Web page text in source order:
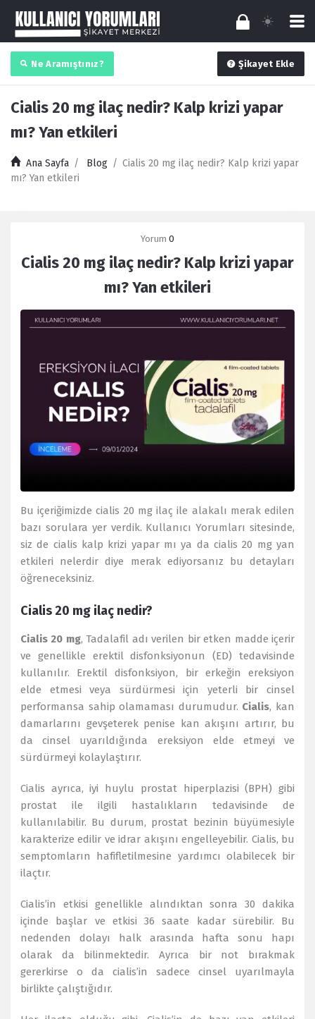
Ne Aramıştınız? Şikayet Ekle
Cialis 20 mg ilaç nedir? Kalp krizi yapar
mı? Yan etkileri
Ana Sayfa / Blog / Cialis 20 mg ilaç nedir? Kalp krizi yapar
mı? Yan etkileri
Yorum 0
Cialis 20 mg ilaç nedir? Kalp krizi yapar
mı? Yan etkileri
Bu içeriğimizde cialis 20 mg ilaç ile alakalı merak edilen
bazı sorulara yer verdik. Kullanıcı Yorumları sitesinde,
siz de cialis kalp krizi yapar mı ya da cialis 20 mg yan
etkileri nelerdir diye merak ediyorsanız bu detayları
öğreneceksiniz.
Cialis 20 mg ilaç nedir?
Cialis 20 mg, Tadalafil adı verilen bir etken madde içerir
ve genellikle erektil disfonksiyonun (ED) tedavisinde
kullanılır. Erektil disfonksiyon, bir erkeğin ereksiyon
elde etmesi veya sürdürmesi için yeterli bir cinsel
performansa sahip olamaması durumudur. Cialis, kan
damarlarını gevşeterek penise kan akışını artırır, bu
da cinsel uyarıldığında ereksiyon elde etmeyi ve
sürdürmeyi kolaylaştırır.
Cialis ayrıca, iyi huylu prostat hiperplazisi (BPH) gibi
prostat ile ilgili hastalıkların tedavisinde de
kullanılabilir. Bu durum, prostat bezinin büyümesiyle
karakterize edilir ve idrar akışını engelleyebilir. Cialis, bu
semptomların hafifletilmesine yardımcı olabilecek bir
ilaçtır.
Cialis’in etkisi genellikle alındıktan sonra 30 dakika
içinde başlar ve etkisi 36 saate kadar sürebilir. Bu
nedenden dolayı halk arasında hafta sonu hapı
olarak da bilinmektedir. Ayrıca bir not bırakmak
gererkirse o da cialis’in sadece cinsel uyarılmayla
birlikte çalıştığıdır.